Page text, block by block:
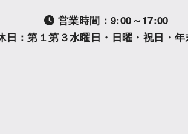
営業時間：9:00～17:00
日：第１第３水曜日・日曜・祝日・